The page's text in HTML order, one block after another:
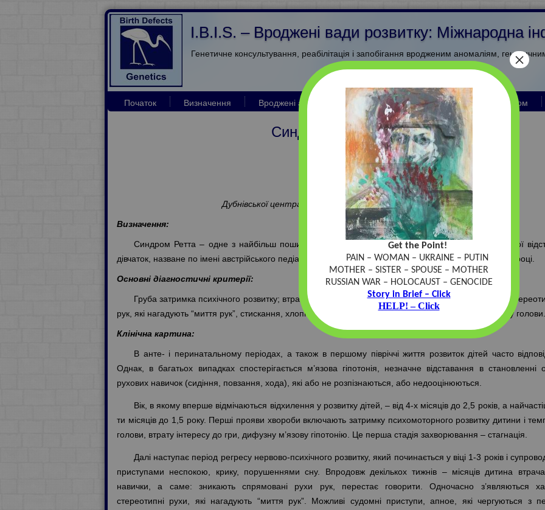
I.B.I.S. – Вроджені вади розвитку: Міжнародна
Генетичне консультування, реабілітація і запобігання вродженим аномаліям,
Початок Визначення Вроджені аномалії Ріст і розвиток Гено-Терато-Епі-Том
Синдром Ретта у дітей
(Rett Syndrome)
І.А. Голінко
Лікар-невролог
Дубнівської центральної районної лікарні Рівненської області
Визначення:
Синдром Ретта – одне з найбільш поширених захворювань серед спадкових форм розумової
дівчаток, назване по імені австрійського педіатра Андреаса Ретта, який вперше його описав у 1966 році.
Основні діагностичні критерії:
Груба затримка психічного розвитку; втрата мови; втрата набутих цілеспрямованих рухів рук;
рук, які нагадують “миття рук”, стискання, хлопки; порушення ходи (атаксія); затримка темпів росту голови.
Клінічна картина:
В анте- і перинатальному періодах, а також в першому півріччі життя розвиток дітей часто
Однак, в багатьох випадках спостерігається м’язова гіпотонія, незначне відставання в становленні
рухових навичок (сидіння, повзання, хода), які або не розпізнаються, або недооцінюються.
Вік, в якому вперше відмічаються відхилення у розвитку дітей, – від 4-х місяців до 2,5 років, а
ти місяців до 1,5 року. Перші прояви хвороби включають затримку психомоторного розвитку дитини і
голови, втрату інтересу до гри, дифузну м’язову гіпотонію. Це перша стадія захворювання – стагнація.
Далі наступає період регресу нервово-психічного розвитку, який починається у віці 1-3 років і
приступами неспокою, крику, порушеннями сну. Впродовж декількох тижнів – місяців дитина
навички, а саме: зникають спрямовані рухи рук, перестає говорити. Одночасно з’являються
стереотипні рухи, які нагадують “миття рук”. Можливі судомні приступи, апное, які чергуються з
Get the Point!
PAIN – WOMAN – UKRAINE – PUTIN
MOTHER – SISTER – SPOUSE – MOTHER
RUSSIAN WAR – HOLOCAUST – GENOCIDE
Story in Brief – Click
HELP! – Click
×